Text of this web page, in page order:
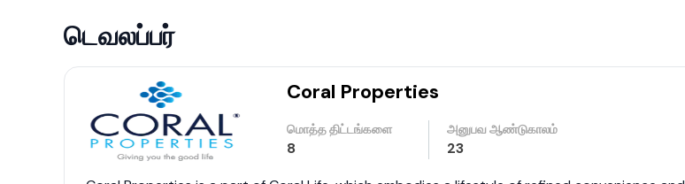
டெவலப்பர்
Coral Properties
மொத்த திட்டங்களை
8
அனுபவ ஆண்டுகாலம்
23